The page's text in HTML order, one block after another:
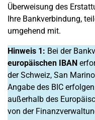
Überweisung des
Ihre Bankverbindung,
umgehend mit.
Hinweis 1: Bei der
europäischen IBAN
der Schweiz, San
Angabe des BIC
außerhalb des
von der